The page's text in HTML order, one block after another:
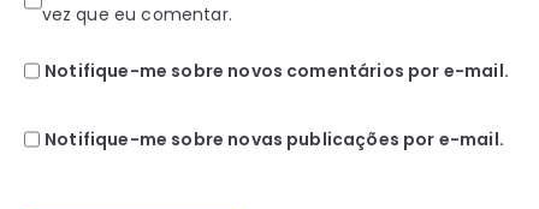
vez que eu comentar.
Notifique-me sobre novos comentários por e-mail.
Notifique-me sobre novas publicações por e-mail.